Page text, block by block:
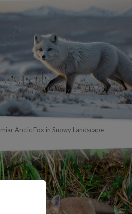
Arctic Fox in Snowy Landscape